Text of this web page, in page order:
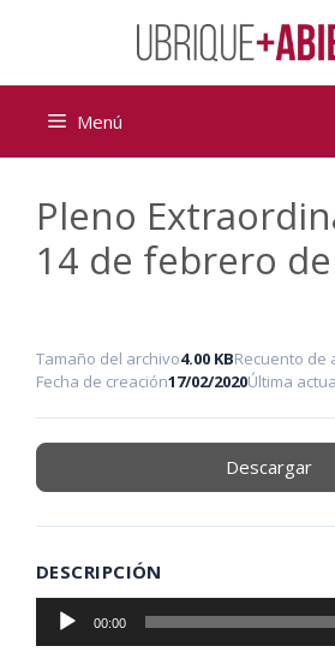
Menú
Pleno
14 de febrero
Tamaño del archivo4.00 KBRecuento de
Fecha de creación17/02/2020Última
Descargar
DESCRIPCIÓN
Reproductor
de
00:00